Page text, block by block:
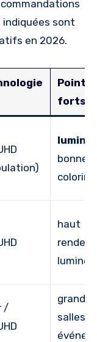
indiquées sont
en 2026.
Points
forts
bonne
haut
/
grandes
salles,